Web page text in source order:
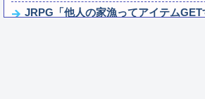
JRPG「他人の家漁ってアイテム